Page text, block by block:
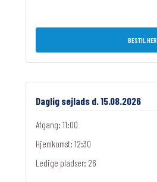
BESTIL HER
Daglig sejlads d. 15.08.2026
Afgang: 11:00
Hjemkomst: 12:30
Ledige pladser: 26